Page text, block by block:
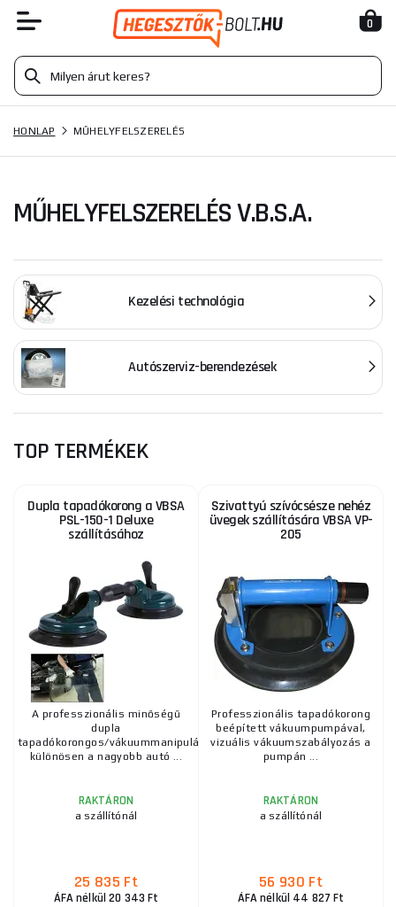
0
HONLAP MŰHELYFELSZERELÉS
MŰHELYFELSZERELÉS V.B.S.A.
Kezelési technológia
Autószerviz-berendezések
TOP TERMÉKEK
Dupla tapadókorong a VBSA
PSL-150-1 Deluxe
szállításához
A professzionális minőségű
dupla
tapadókorongos/vákuummanipulátor
különösen a nagyobb autó ...
RAKTÁRON
a szállítónál
25 835 Ft
ÁFA nélkül 20 343 Ft
Szivattyú szívócsésze nehéz
üvegek szállítására VBSA VP-
205
Professzionális tapadókorong
beépített vákuumpumpával,
vizuális vákuumszabályozás a
pumpán ...
RAKTÁRON
a szállítónál
56 930 Ft
ÁFA nélkül 44 827 Ft